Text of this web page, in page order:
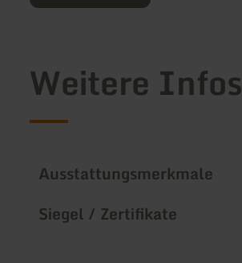
Weitere Infos
Ausstattungsmerkmale
Siegel / Zertifikate